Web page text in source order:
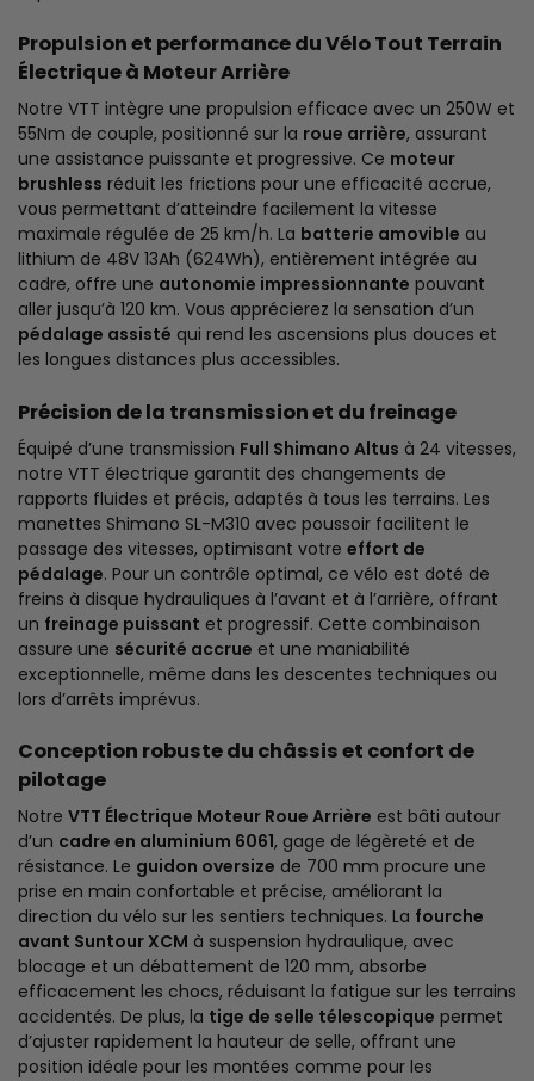
Propulsion et performance du Vélo Tout Terrain
Électrique à Moteur Arrière
Notre VTT intègre une propulsion efficace avec un 250W et
55Nm de couple, positionné sur la roue arrière, assurant
une assistance puissante et progressive. Ce moteur
brushless réduit les frictions pour une efficacité accrue,
vous permettant d’atteindre facilement la vitesse
maximale régulée de 25 km/h. La batterie amovible au
lithium de 48V 13Ah (624Wh), entièrement intégrée au
cadre, offre une autonomie impressionnante pouvant
aller jusqu’à 120 km. Vous apprécierez la sensation d’un
pédalage assisté qui rend les ascensions plus douces et
les longues distances plus accessibles.
Précision de la transmission et du freinage
Équipé d’une transmission Full Shimano Altus à 24 vitesses,
notre VTT électrique garantit des changements de
rapports fluides et précis, adaptés à tous les terrains. Les
manettes Shimano SL-M310 avec poussoir facilitent le
passage des vitesses, optimisant votre effort de
pédalage. Pour un contrôle optimal, ce vélo est doté de
freins à disque hydrauliques à l’avant et à l’arrière, offrant
un freinage puissant et progressif. Cette combinaison
assure une sécurité accrue et une maniabilité
exceptionnelle, même dans les descentes techniques ou
lors d’arrêts imprévus.
Conception robuste du châssis et confort de
pilotage
Notre VTT Électrique Moteur Roue Arrière est bâti autour
d’un cadre en aluminium 6061, gage de légèreté et de
résistance. Le guidon oversize de 700 mm procure une
prise en main confortable et précise, améliorant la
direction du vélo sur les sentiers techniques. La fourche
avant Suntour XCM à suspension hydraulique, avec
blocage et un débattement de 120 mm, absorbe
efficacement les chocs, réduisant la fatigue sur les terrains
accidentés. De plus, la tige de selle télescopique permet
d’ajuster rapidement la hauteur de selle, offrant une
position idéale pour les montées comme pour les